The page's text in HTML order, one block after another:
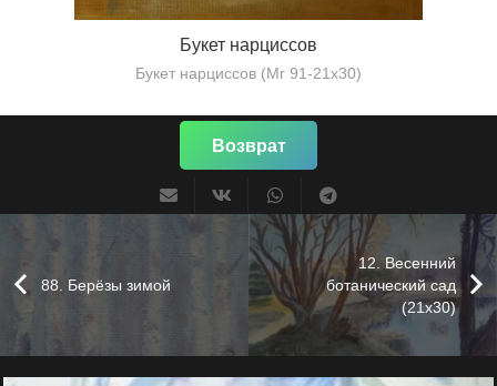
Букет нарциссов
Букет нарциссов (Мг 91-21х30)
Возврат
88. Берёзы зимой
12. Весенний
ботанический сад
(21х30)